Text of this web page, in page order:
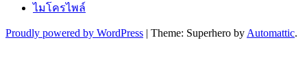
ไมโครไพล์
Proudly powered by WordPress | Theme: Superhero by Automattic.